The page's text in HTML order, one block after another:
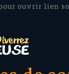
ouvrir lien